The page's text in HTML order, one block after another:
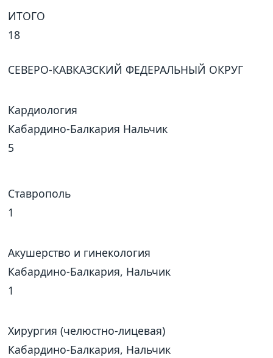
ИТОГО
18
СЕВЕРО-КАВКАЗСКИЙ ФЕДЕРАЛЬНЫЙ ОКРУГ
Кардиология
Кабардино-Балкария Нальчик
5
Ставрополь
1
Акушерство и гинекология
Кабардино-Балкария, Нальчик
1
Хирургия (челюстно-лицевая)
Кабардино-Балкария, Нальчик